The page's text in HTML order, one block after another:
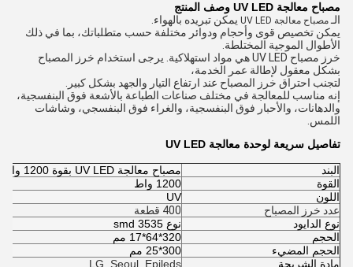
مصباح معالجة UV LED
وصف المنتج
الـ مصباح معالجة UV LED
يمكن تبريده بالهواء.
يمكن تخصيص قوى وأحجام ودوائر مختلفة حسب متطلباتك، بما في ذلك
الأطوال الموجية المختلطة.
خرز مصباح UV LED هي مواد استهلاكية. يرجى استخدام خرز المصباح
بشكل معقول لإطالة عمر الخدمة،
لتجنب احتراق خرز المصباح عند ارتفاع التيار والجهد بشكل كبير.
إنه مناسب للمعالجة في مختلف صناعات الطباعة بالأشعة فوق البنفسجية،
والدهانات، والأحبار فوق البنفسجية، والغراء فوق البنفسجي، وشاشات
اللمس.
تفاصيل سريعة لوحدة معالجة UV LED
البند
مصباح معالجة UV LED بقوة 1200 واط
القوة
1200 واط
اللون
UV
عدد خرز المصباح
400 قطعة
نوع الدايود
نوع 3535 smd
الحجم
320*64*17 مم
الحجم المضيء
300*25 مم
مادة الشريحة
LG, Seoul, Epileds